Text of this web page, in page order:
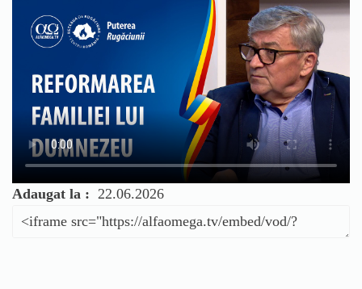
Adaugat la : 22.06.2026